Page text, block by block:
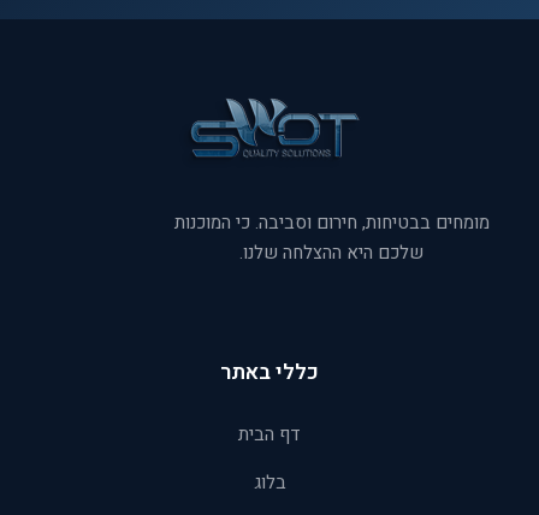
מומחים בבטיחות, חירום וסביבה. כי המוכנות
שלכם היא ההצלחה שלנו.
כללי באתר
דף הבית
בלוג